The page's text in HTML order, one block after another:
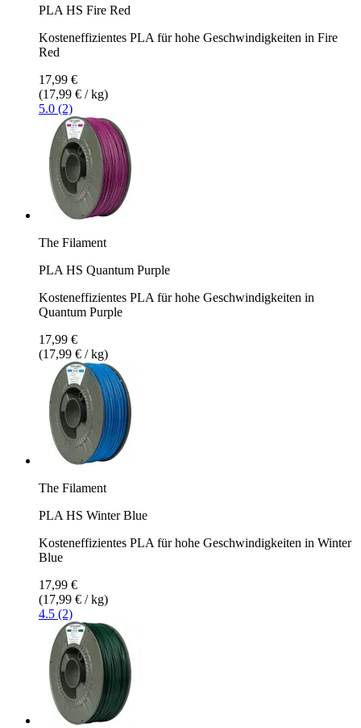
PLA HS Fire Red
Kosteneffizientes PLA für hohe Geschwindigkeiten in Fire
Red
17,99 €
(17,99 € / kg)
5.0 (2)
The Filament
PLA HS Quantum Purple
Kosteneffizientes PLA für hohe Geschwindigkeiten in
Quantum Purple
17,99 €
(17,99 € / kg)
The Filament
PLA HS Winter Blue
Kosteneffizientes PLA für hohe Geschwindigkeiten in Winter
Blue
17,99 €
(17,99 € / kg)
4.5 (2)